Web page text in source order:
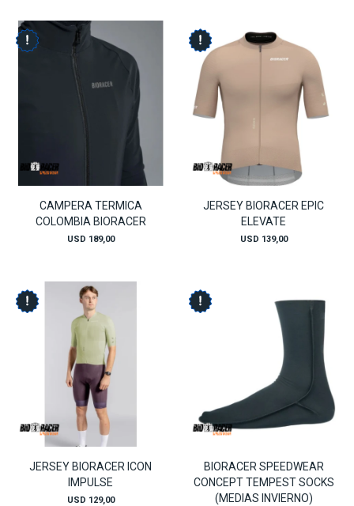
CAMPERA TERMICA
COLOMBIA BIORACER
USD 189,00
JERSEY BIORACER EPIC
ELEVATE
USD 139,00
JERSEY BIORACER ICON
IMPULSE
USD 129,00
BIORACER SPEEDWEAR
CONCEPT TEMPEST SOCKS
(MEDIAS INVIERNO)